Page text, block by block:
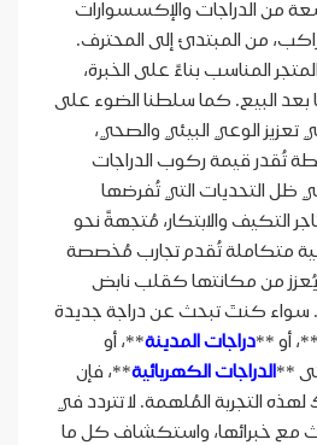
من الدراجات والإكسسوارات
من المبتدئ إلى المحترف.
المناسب بناءً على الخبرة،
بعد البيع. كما سلطنا الضوء على
الوعي البيئي والصحي،
قيمة ركوب الدراجات
ظل التحديات التي تُفرضها
التكيف والابتكار، مُتجهةً نحو
متكاملة تُقدم تجارب مُخصصة
يُعزز من مكانتها كقلب نابض
سواء كنتَ تبحث عن دراجة جديدة
**، أو **دراجات المدينة**، أو
**الدراجات الكهربائية**، فإن
التجربة المُلهمة. لا تتردد في
مع خبرائها، واستكشاف كل ما